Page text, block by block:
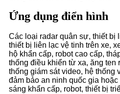
Ứng dụng điển hình
Các loại radar quân sự, thiết bị
thiết bị liên lạc vệ tinh trên xe,
hộ khẩn cấp, robot cao cấp,
thống điều khiển từ xa, ăng ten
thống giám sát video, hệ thống
đảm bảo an ninh quốc gia
sáng khẩn cấp, robot, thiết bị